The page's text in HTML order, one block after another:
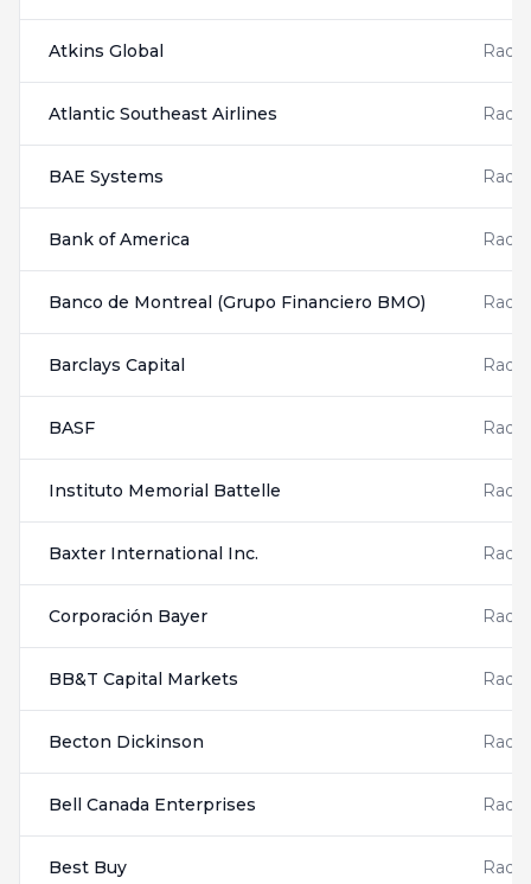
Atkins Global
Atlantic Southeast Airlines
BAE Systems
Bank of America
Banco de Montreal (Grupo Financiero BMO)
Barclays Capital
BASF
Instituto Memorial Battelle
Baxter International Inc.
Corporación Bayer
BB&T Capital Markets
Becton Dickinson
Bell Canada Enterprises
Best Buy